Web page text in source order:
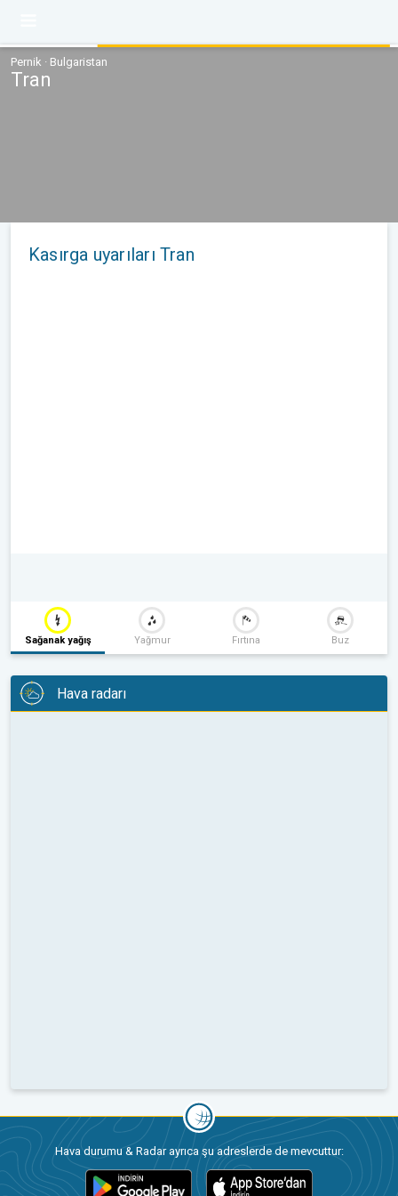
Pernik · Bulgaristan
Tran
Kasırga uyarıları Tran
Sağanak yağış Yağmur Fırtına Buz
Hava radarı
Hava durumu & Radar ayrıca şu adreslerde de mevcuttur: